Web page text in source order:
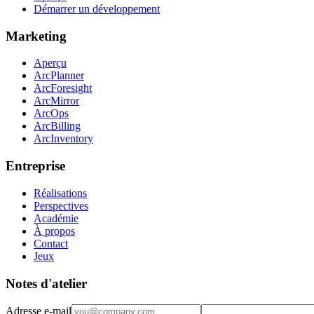
Démarrer un développement
Marketing
Aperçu
ArcPlanner
ArcForesight
ArcMirror
ArcOps
ArcBilling
ArcInventory
Entreprise
Réalisations
Perspectives
Académie
À propos
Contact
Jeux
Notes d'atelier
Adresse e-mail